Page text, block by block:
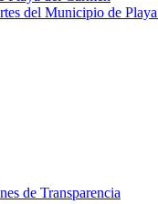
del Municipio de
de Transparencia